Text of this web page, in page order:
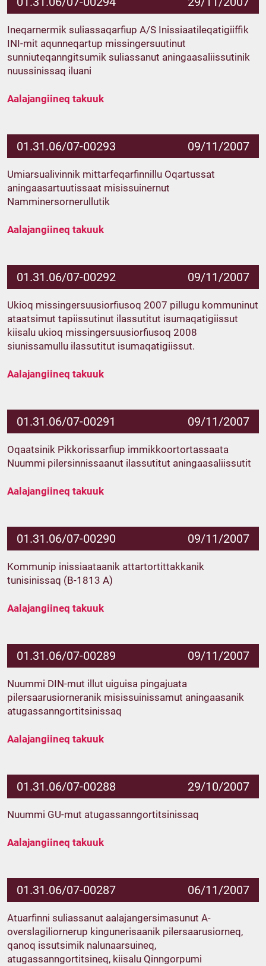
Ineqarnermik suliassaqarfiup A/S Inissiaatileqatigiiffik
INI-mit aqunneqartup missingersuutinut
sunniuteqanngitsumik suliassanut aningaasaliissutinik
nuussinissaq iluani
Aalajangiineq takuuk
01.31.06/07-00293 09/11/2007
Umiarsualivinnik mittarfeqarfinnillu Oqartussat
aningaasartuutissaat misissuinernut
Namminersornerullutik
Aalajangiineq takuuk
01.31.06/07-00292 09/11/2007
Ukioq missingersuusiorfiusoq 2007 pillugu kommuninut
ataatsimut tapiissutinut ilassutitut isumaqatigiissut
kiisalu ukioq missingersuusiorfiusoq 2008
siunissamullu ilassutitut isumaqatigiissut.
Aalajangiineq takuuk
01.31.06/07-00291 09/11/2007
Oqaatsinik Pikkorissarfiup immikkoortortassaata
Nuummi pilersinnissaanut ilassutitut aningaasaliissutit
Aalajangiineq takuuk
01.31.06/07-00290 09/11/2007
Kommunip inissiaataanik attartortittakkanik
tunisinissaq (B-1813 A)
Aalajangiineq takuuk
01.31.06/07-00289 09/11/2007
Nuummi DIN-mut illut uiguisa pingajuata
pilersaarusiorneranik misissuinissamut aningaasanik
atugassanngortitsinissaq
Aalajangiineq takuuk
01.31.06/07-00288 29/10/2007
Nuummi GU-mut atugassanngortitsinissaq
Aalajangiineq takuuk
01.31.06/07-00287 06/11/2007
Atuarfinni suliassanut aalajangersimasunut A-
overslagiliornerup kingunerisaanik pilersaarusiorneq,
qanoq issutsimik nalunaarsuineq,
atugassanngortitsineq, kiisalu Qinngorpumi